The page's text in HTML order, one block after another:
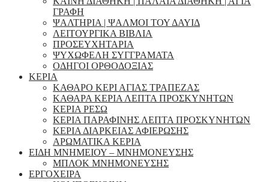
ΓΡΑΦΗ
ΨΑΛΤΗΡΙΑ | ΨΑΛΜΟΙ ΤΟΥ ΔΑΥΙΔ
ΛΕΙΤΟΥΡΓΙΚΑ ΒΙΒΛΙΑ
ΠΡΟΣΕΥΧΗΤΑΡΙΑ
ΨΥΧΩΦΕΛΗ ΣΥΓΓΡΑΜΑΤΑ
ΟΔΗΓΟΙ ΟΡΘΟΔΟΞΙΑΣ
ΚΕΡΙΑ
ΚΑΘΑΡΟ ΚΕΡΙ ΑΓΙΑΣ ΤΡΑΠΕΖΑΣ
ΚΑΘΑΡΑ ΚΕΡΙΑ ΛΕΠΤΑ ΠΡΟΣΚΥΝΗΤΩΝ
ΚΕΡΙΑ ΡΕΣΩ
ΚΕΡΙΑ ΠΑΡΑΦΙΝΗΣ ΛΕΠΤΑ ΠΡΟΣΚΥΝΗΤΩΝ
ΚΕΡΙΑ ΔΙΑΡΚΕΙΑΣ ΑΦΙΕΡΩΣΗΣ
ΑΡΩΜΑΤΙΚΑ ΚΕΡΙΑ
ΕΙΔΗ ΜΝΗΜΕΙΟΥ – ΜΝΗΜΟΝΕΥΣΗΣ
ΜΠΛΟΚ ΜΝΗΜΟΝΕΥΣΗΣ
ΕΡΓΟΧΕΙΡΑ